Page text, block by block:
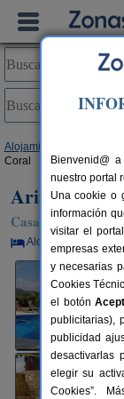
Alojamientos
Coral
Arianel·la
Casa Rural en
Alquiler por
Bienvenid@
nuestro portal
Una cookie o
información
visitar el
empresas
y necesarias
Cookies
el botón
publicitarias),
publicidad
desactivarlas
elegir su
Cookies”.